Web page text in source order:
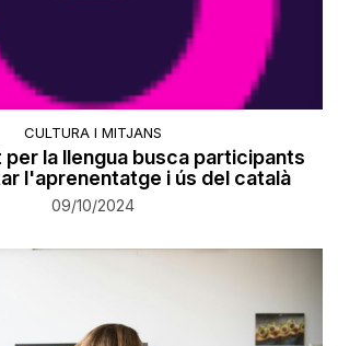
CULTURA I MITJANS
per la llengua busca participants
l'aprenentatge i ús del català
09/10/2024